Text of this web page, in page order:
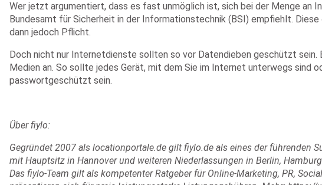
Wer jetzt argumentiert, dass es fast unmöglich ist, sich bei der Menge an
Bundesamt für Sicherheit in der Informationstechnik (BSI) empfiehlt.
dann jedoch Pflicht.
Doch nicht nur Internetdienste sollten so vor Datendieben geschützt sein.
Medien an. So sollte jedes Gerät, mit dem Sie im Internet unterwegs sind
passwortgeschützt sein.
Über fiylo:
Gegründet 2007 als locationportale.de gilt fiylo.de als eines der führenden
mit Hauptsitz in Hannover und weiteren Niederlassungen in Berlin,
Das fiylo-Team gilt als kompetenter Ratgeber für Online-Marketing, PR,